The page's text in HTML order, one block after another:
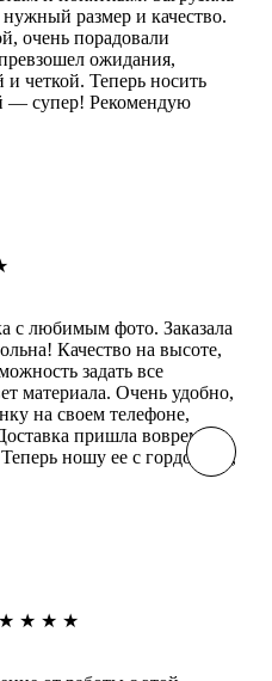
размер и качество.
очень порадовали
ожидания,
четкой. Теперь носить
— супер! Рекомендую
с любимым фото. Заказала
Качество на высоте,
задать все
материала. Очень удобно,
на своем телефоне,
пришла вовремя,
ношу ее с гордостью,
★ ★ ★ ★